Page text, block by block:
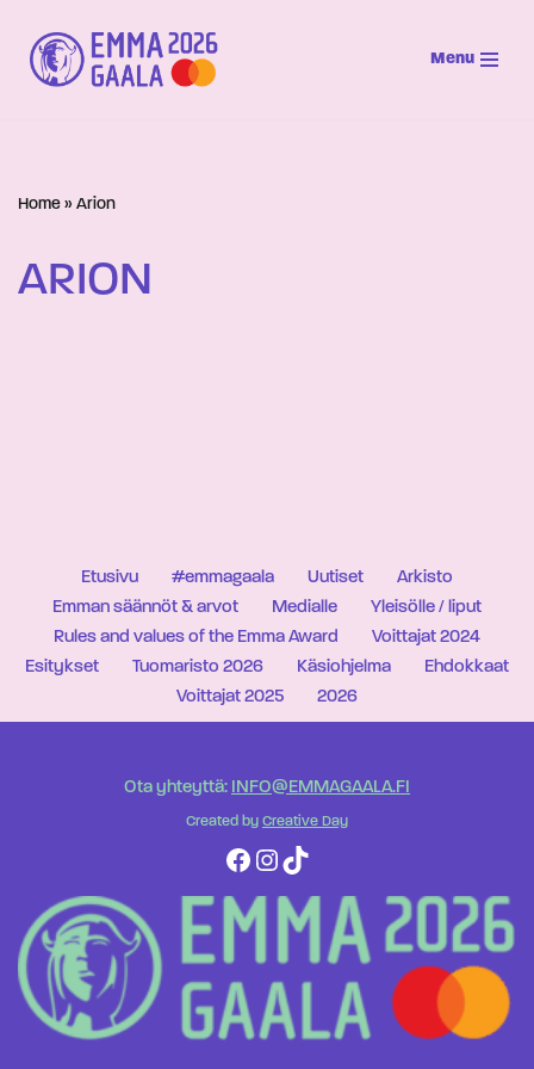
Siirry
suoraan
Menu
Home » Arion
ARION
Etusivu #emmagaala Uutiset
Arkisto
Emman säännöt & arvot
Medialle
Yleisölle / liput
Rules and values of the Emma Award
Voittajat 2024
Esitykset
Tuomaristo 2026 Käsiohjelma
Ehdokkaat
Voittajat 2025
2026
Ota yhteyttä: INFO@EMMAGAALA.FI
Created by Creative Day